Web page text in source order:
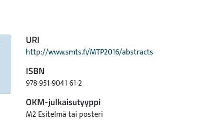
URI
http://www.smts.fi/MTP2016/abstracts
ISBN
978-951-9041-61-2
OKM-julkaisutyyppi
M2 Esitelmä tai posteri